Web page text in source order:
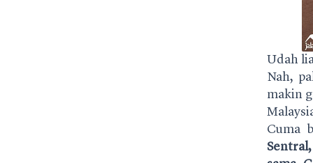
Udah
Nah,
makin
Cuma